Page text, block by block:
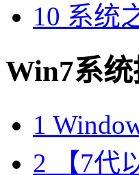
10 系统
Win7系
1
2 【7代